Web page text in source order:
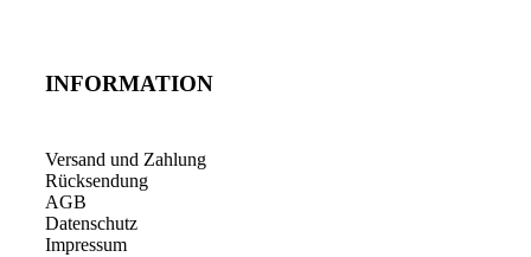
INFORMATION
Versand und Zahlung
Rücksendung
AGB
Datenschutz
Impressum